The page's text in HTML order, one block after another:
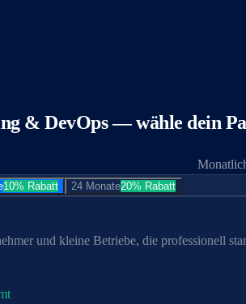
& DevOps— wähle dein
10% Rabatt 24 Monate20% Rabatt
und kleine Betriebe, die professionell